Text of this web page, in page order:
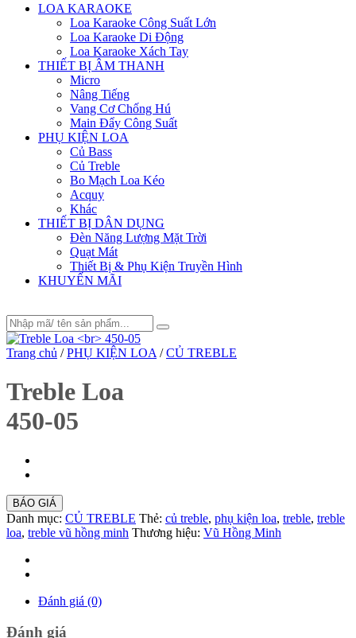
Menu
LOA KARAOKE
Loa Karaoke Công Suất Lớn
Loa Karaoke Di Động
Loa Karaoke Xách Tay
THIẾT BỊ ÂM THANH
Micro
Nâng Tiếng
Vang Cơ Chống Hú
Main Đẩy Công Suất
PHỤ KIỆN LOA
Củ Bass
Củ Treble
Bo Mạch Loa Kéo
Acquy
Khác
THIẾT BỊ DÂN DỤNG
Đèn Năng Lượng Mặt Trời
Quạt Mát
Thiết Bị & Phụ Kiện Truyền Hình
KHUYẾN MÃI
Trang chủ / PHỤ KIỆN LOA / CỦ TREBLE
Treble Loa
450-05
BÁO GIÁ
Danh mục: CỦ TREBLE Thẻ: củ treble, phụ kiện loa, treble, treble
loa, treble vũ hồng minh Thương hiệu: Vũ Hồng Minh
Đánh giá (0)
Đánh giá